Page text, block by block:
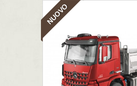
NUOVO